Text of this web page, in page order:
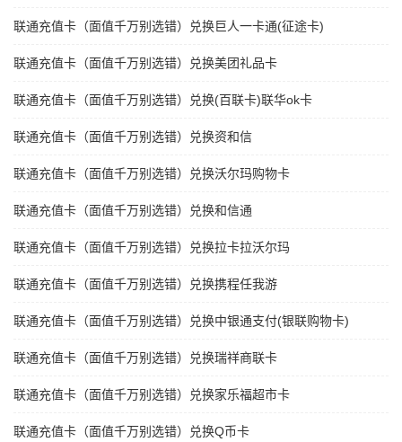
联通充值卡（面值千万别选错）兑换巨人一卡通(征途卡)
联通充值卡（面值千万别选错）兑换美团礼品卡
联通充值卡（面值千万别选错）兑换(百联卡)联华ok卡
联通充值卡（面值千万别选错）兑换资和信
联通充值卡（面值千万别选错）兑换沃尔玛购物卡
联通充值卡（面值千万别选错）兑换和信通
联通充值卡（面值千万别选错）兑换拉卡拉沃尔玛
联通充值卡（面值千万别选错）兑换携程任我游
联通充值卡（面值千万别选错）兑换中银通支付(银联购物卡)
联通充值卡（面值千万别选错）兑换瑞祥商联卡
联通充值卡（面值千万别选错）兑换家乐福超市卡
联通充值卡（面值千万别选错）兑换Q币卡